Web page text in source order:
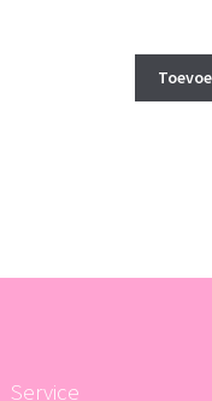
Service